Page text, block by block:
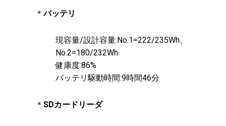
＊バッテリ
現容量/設計容量:No.1=222/235Wh、
No.2=180/232Wh
健康度:86%
バッテリ駆動時間:9時間46分
＊ SDカードリーダ